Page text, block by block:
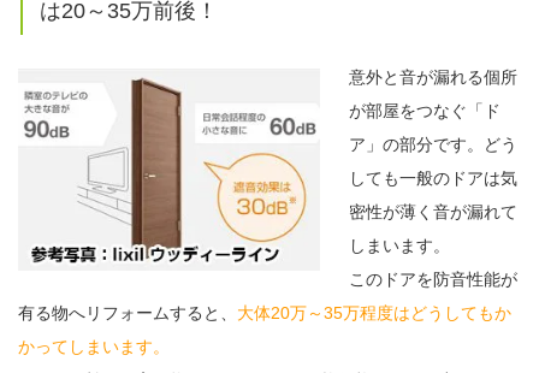
は20～35万前後！
意外と音が漏れる個所
が部屋をつなぐ「ド
ア」の部分です。どう
しても一般のドアは気
密性が薄く音が漏れて
しまいます。
このドアを防音性能が
有る物へリフォームすると、 大体20万～35万程度はどうしてもか
かってしまいます。